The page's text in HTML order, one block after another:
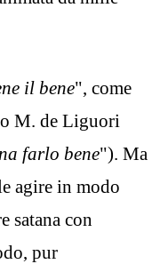
il bene", come
M. de Liguori
farlo bene"). Ma
agire in modo
satana con
pur